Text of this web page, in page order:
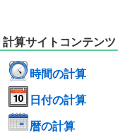
計算サイトコンテンツ
時間の計算
日付の計算
暦の計算